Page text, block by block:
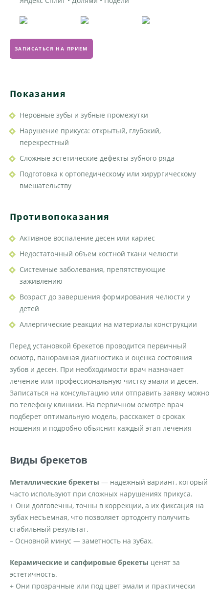
ЗАПИСАТЬСЯ НА ПРИЕМ
Показания
Неровные зубы и зубные промежутки
Нарушение прикуса: открытый, глубокий,
перекрестный
Сложные эстетические дефекты зубного ряда
Подготовка к ортопедическому или хирургическому
вмешательству
Противопоказания
Активное воспаление десен или кариес
Недостаточный объем костной ткани челюсти
Системные заболевания, препятствующие
заживлению
Возраст до завершения формирования челюсти у
детей
Аллергические реакции на материалы конструкции
Перед установкой брекетов проводится первичный
осмотр, панорамная диагностика и оценка состояния
зубов и десен. При необходимости врач назначает
лечение или профессиональную чистку эмали и десен.
Записаться на консультацию или отправить заявку можно
по телефону клиники. На первичном осмотре врач
подберет оптимальную модель, расскажет о сроках
ношения и подробно объяснит каждый этап лечения
Виды брекетов
Металлические брекеты — надежный вариант, который
часто используют при сложных нарушениях прикуса.
+ Они долговечны, точны в коррекции, а их фиксация на
зубах несъемная, что позволяет ортодонту получить
стабильный результат.
– Основной минус — заметность на зубах.
Керамические и сапфировые брекеты ценят за
эстетичность.
+ Они прозрачные или под цвет эмали и практически